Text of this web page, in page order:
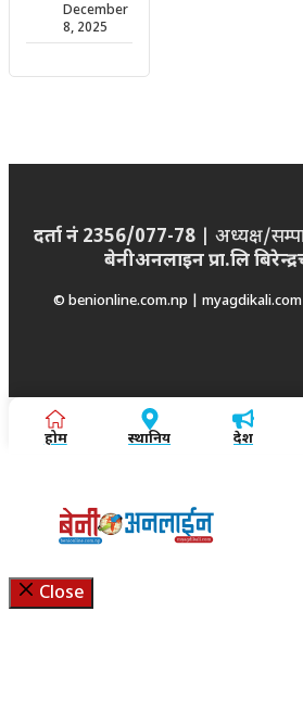
December
8, 2025
दर्ता नं 2356/077-78 | अध्यक्ष/
बेनीअनलाइन प्रा.लि
© benionline.com.np |
होम स्थानिय देश
Close